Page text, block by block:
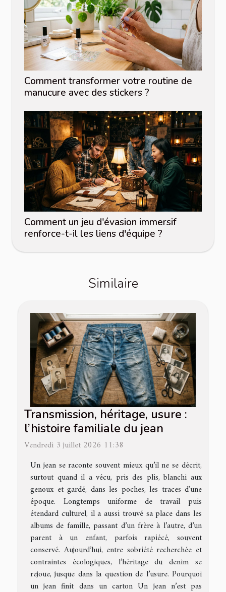
Comment transformer votre routine de
manucure avec des stickers ?
Comment un jeu d'évasion immersif
renforce-t-il les liens d'équipe ?
Similaire
Transmission, héritage, usure :
l’histoire familiale du jean
Vendredi 3 juillet 2026 11:38
Un jean se raconte souvent mieux qu’il ne se décrit,
surtout quand il a vécu, pris des plis, blanchi aux
genoux et gardé, dans les poches, les traces d’une
époque. Longtemps uniforme de travail puis
étendard culturel, il a aussi trouvé sa place dans les
albums de famille, passant d’un frère à l’autre, d’un
parent à un enfant, parfois rapiécé, souvent
conservé. Aujourd’hui, entre sobriété recherchée et
contraintes écologiques, l’héritage du denim se
rejoue, jusque dans la question de l’usure. Pourquoi
un jean finit dans un carton Un jean n’est pas